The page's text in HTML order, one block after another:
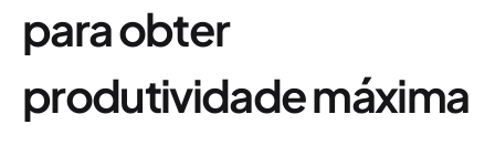
para obter
produtividade máxima